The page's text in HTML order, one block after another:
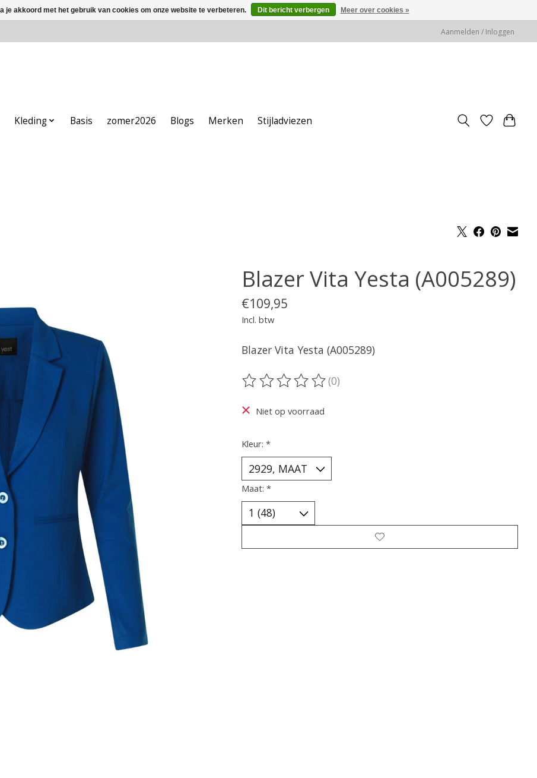
Aanmelden / Inloggen
Kleding Basis zomer2026 Blogs Merken Stijladviezen
Blazer Vita Yesta (A005289)
€109,95
Incl. btw
Blazer Vita Yesta (A005289)
De beoordeling van dit product is
(0)
Niet op voorraad
Kleur: *
Maat: *
je akkoord met het gebruik van cookies om onze website te verbeteren. Dit bericht verbergen Meer over cookies »